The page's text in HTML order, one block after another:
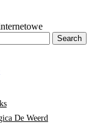
Search
De Weerd